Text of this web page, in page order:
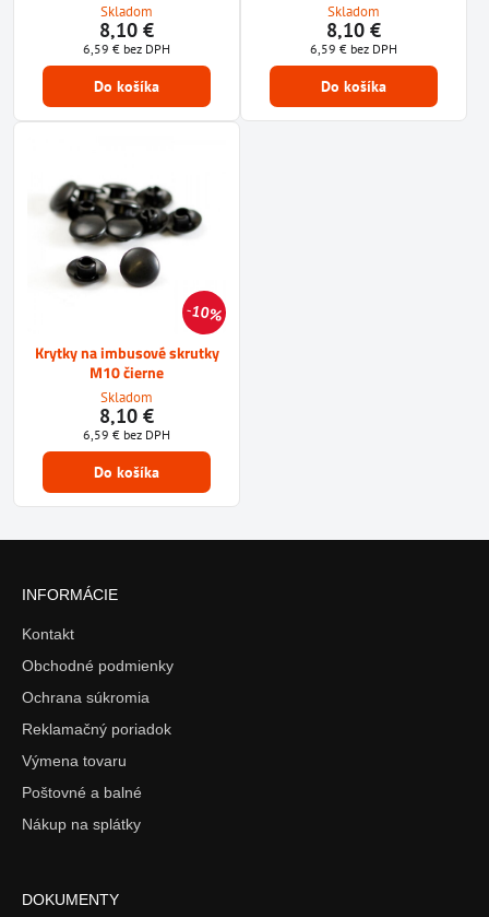
Skladom
8,10 €
6,59 € bez DPH
Do košíka
Skladom
8,10 €
6,59 € bez DPH
Do košíka
10%
Krytky na imbusové skrutky
M10 čierne
Skladom
8,10 €
6,59 € bez DPH
Do košíka
INFORMÁCIE
Kontakt
Obchodné podmienky
Ochrana súkromia
Reklamačný poriadok
Výmena tovaru
Poštovné a balné
Nákup na splátky
DOKUMENTY